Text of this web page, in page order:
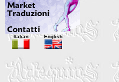
Italian English